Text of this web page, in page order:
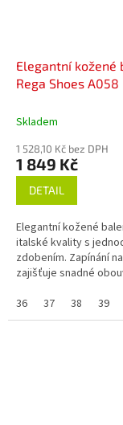
Elegantní kožené
Rega Shoes A058
Skladem
1 528,10 Kč bez DPH
1 849 Kč
DETAIL
Elegantní kožené
italské kvality s
zdobením. Zapínání
zajišťuje snadné
nošení.
36 37 38 39